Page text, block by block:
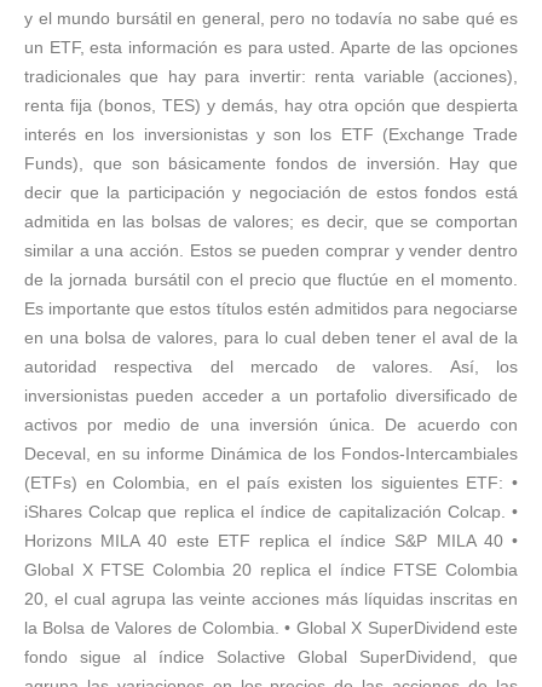
y el mundo bursátil en general, pero no todavía no sabe qué es
un ETF, esta información es para usted. Aparte de las opciones
tradicionales que hay para invertir: renta variable (acciones),
renta fija (bonos, TES) y demás, hay otra opción que despierta
interés en los inversionistas y son los ETF (Exchange Trade
Funds), que son básicamente fondos de inversión. Hay que
decir que la participación y negociación de estos fondos está
admitida en las bolsas de valores; es decir, que se comportan
similar a una acción. Estos se pueden comprar y vender dentro
de la jornada bursátil con el precio que fluctúe en el momento.
Es importante que estos títulos estén admitidos para negociarse
en una bolsa de valores, para lo cual deben tener el aval de la
autoridad respectiva del mercado de valores. Así, los
inversionistas pueden acceder a un portafolio diversificado de
activos por medio de una inversión única. De acuerdo con
Deceval, en su informe Dinámica de los Fondos-Intercambiales
(ETFs) en Colombia, en el país existen los siguientes ETF: •
iShares Colcap que replica el índice de capitalización Colcap. •
Horizons MILA 40 este ETF replica el índice S&P MILA 40 •
Global X FTSE Colombia 20 replica el índice FTSE Colombia
20, el cual agrupa las veinte acciones más líquidas inscritas en
la Bolsa de Valores de Colombia. • Global X SuperDividend este
fondo sigue al índice Solactive Global SuperDividend, que